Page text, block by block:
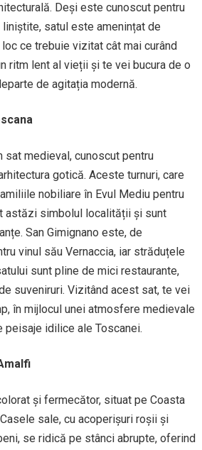
Deși este cunoscut pentru
satul este amenințat de
ce trebuie vizitat cât mai curând
ritm lent al vieții și te vei bucura de o
de agitația modernă.
sat medieval, cunoscut pentru
gotică. Aceste turnuri, care
nobiliare în Evul Mediu pentru
astăzi simbolul localității și sunt
San Gimignano este, de
vinul său Vernaccia, iar străduțele
sunt pline de mici restaurante,
suveniruri. Vizitând acest sat, te vei
în mijlocul unei atmosfere medievale
peisaje idilice ale Toscanei.
și fermecător, situat pe Coasta
sale, cu acoperișuri roșii și
se ridică pe stânci abrupte, oferind